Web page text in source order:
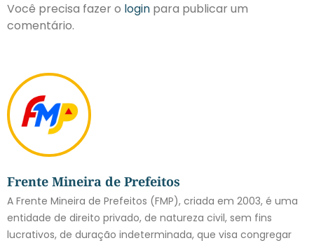
Frente Mineira de Prefeitos
A Frente Mineira de Prefeitos (FMP), criada em 2003, é uma
entidade de direito privado, de natureza civil, sem fins
lucrativos, de duração indeterminada, que visa congregar
Você precisa fazer o login para publicar um
comentário.